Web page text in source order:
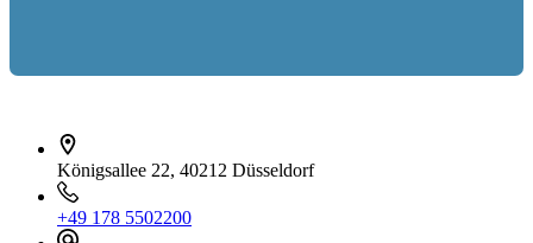
Königsallee 22, 40212 Düsseldorf
+49 178 5502200